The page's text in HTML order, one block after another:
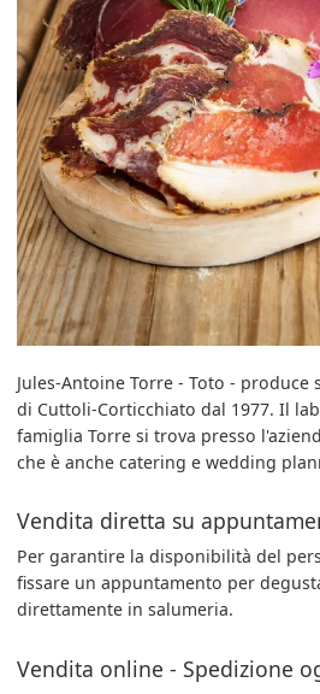
Jules-Antoine Torre - Toto -
di Cuttoli-Corticchiato dal 1977. Il
famiglia Torre si trova presso
che è anche catering e wedding
Vendita diretta su
Per garantire la disponibilità del
fissare un appuntamento per
direttamente in salumeria.
Vendita online - Spedizione